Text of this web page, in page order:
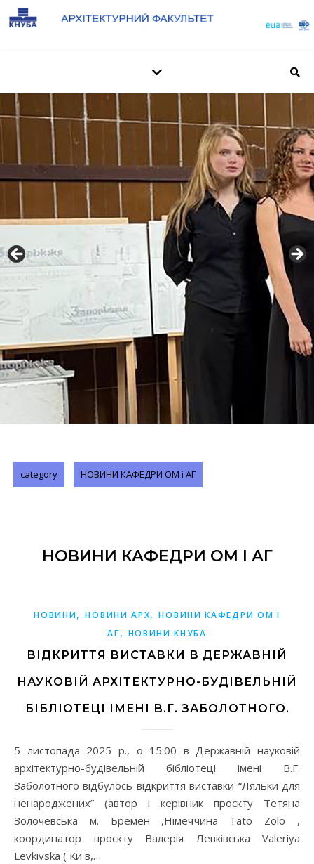
category НОВИНИ КАФЕДРИ ОМ і АГ
НОВИНИ КАФЕДРИ ОМ І АГ
НОВИНИ,НОВИНИ АРХ,НОВИНИ КАФЕДРИ ОМ І
АГ, НОВИНИ КНУБА
ВІДКРИТТЯ ВИСТАВКИ В ДЕРЖАВНІЙ
НАУКОВІЙ АРХІТЕКТУРНО-БУДІВЕЛЬНІЙ
БІБЛІОТЕЦІ ІМЕНІ В.Г. ЗАБОЛОТНОГО.
5 листопада 2025 р., о 15:00 в Державній науковій
архітектурно-будівельній бібліотеці імені В.Г.
Заболотного відбулось відкриття виставки “Ляльки для
ненароджених” (автор і керівник проєкту Тетяна
Золочевська м. Бремен ,Німеччина Tato Zolo ,
координатор проєкту Валерія Левківська Valeriya
Levkivska ( Київ,…